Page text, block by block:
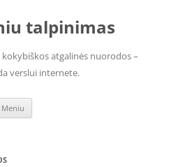
talpinimas
atgalinės nuorodos –
verslui internete.
Meniu